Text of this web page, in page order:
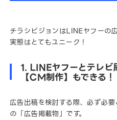
チラシビジョンはLINEヤフーの
実態はとてもユニーク！
1. LINEヤフーとテレビ
【CM制作】もできる！
広告出稿を検討する際、必ず必
の「広告掲載物」です。